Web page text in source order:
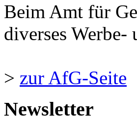
Beim Amt für
diverses
> zur AfG-Seite
Newsletter